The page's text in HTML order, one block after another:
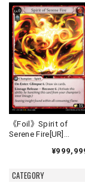
CATEGORY
《Foil》Spirit of
Serene Fire[UR]